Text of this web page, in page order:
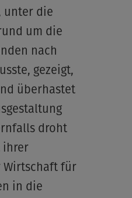
unter die
um die
nach
gezeigt,
überhastet
droht
ihrer
Wirtschaft für
in die